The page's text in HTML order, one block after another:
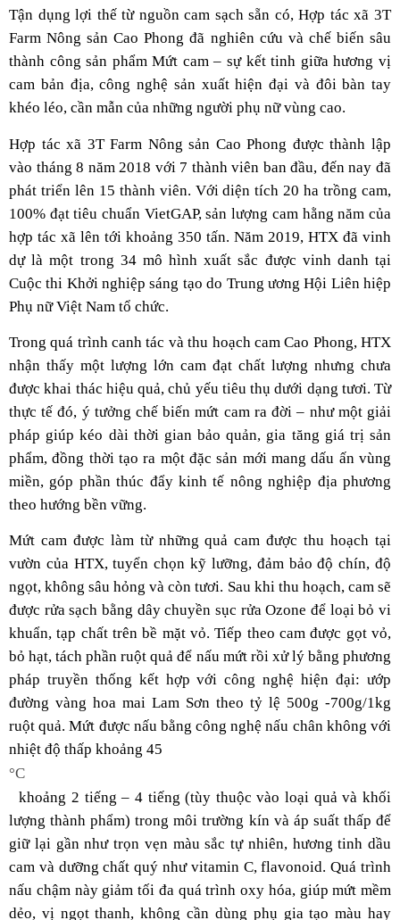
Tận dụng lợi thế từ nguồn cam sạch sẵn có, Hợp tác xã 3T
Farm Nông sản Cao Phong đã nghiên cứu và chế biến sâu
thành công sản phẩm Mứt cam – sự kết tinh giữa hương vị
cam bản địa, công nghệ sản xuất hiện đại và đôi bàn tay
khéo léo, cần mẫn của những người phụ nữ vùng cao.
Hợp tác xã 3T Farm Nông sản Cao Phong được thành lập
vào tháng 8 năm 2018 với 7 thành viên ban đầu, đến nay đã
phát triển lên 15 thành viên. Với diện tích 20 ha trồng cam,
100% đạt tiêu chuẩn VietGAP, sản lượng cam hằng năm của
hợp tác xã lên tới khoảng 350 tấn. Năm 2019, HTX đã vinh
dự là một trong 34 mô hình xuất sắc được vinh danh tại
Cuộc thi Khởi nghiệp sáng tạo do Trung ương Hội Liên hiệp
Phụ nữ Việt Nam tổ chức.
Trong quá trình canh tác và thu hoạch cam Cao Phong, HTX
nhận thấy một lượng lớn cam đạt chất lượng nhưng chưa
được khai thác hiệu quả, chủ yếu tiêu thụ dưới dạng tươi. Từ
thực tế đó, ý tưởng chế biến mứt cam ra đời – như một giải
pháp giúp kéo dài thời gian bảo quản, gia tăng giá trị sản
phẩm, đồng thời tạo ra một đặc sản mới mang dấu ấn vùng
miền, góp phần thúc đẩy kinh tế nông nghiệp địa phương
theo hướng bền vững.
Mứt cam được làm từ những quả cam được thu hoạch tại
vườn của HTX, tuyển chọn kỹ lưỡng, đảm bảo độ chín, độ
ngọt, không sâu hỏng và còn tươi. Sau khi thu hoạch, cam sẽ
được rửa sạch bằng dây chuyền sục rửa Ozone để loại bỏ vi
khuẩn, tạp chất trên bề mặt vỏ. Tiếp theo cam được gọt vỏ,
bỏ hạt, tách phần ruột quả để nấu mứt rồi xử lý bằng phương
pháp truyền thống kết hợp với công nghệ hiện đại: ướp
đường vàng hoa mai Lam Sơn theo tỷ lệ 500g -700g/1kg
ruột quả. Mứt được nấu bằng công nghệ nấu chân không với
nhiệt độ thấp khoảng 45
°C
khoảng 2 tiếng – 4 tiếng (tùy thuộc vào loại quả và khối
lượng thành phẩm) trong môi trường kín và áp suất thấp để
giữ lại gần như trọn vẹn màu sắc tự nhiên, hương tinh dầu
cam và dưỡng chất quý như vitamin C, flavonoid. Quá trình
nấu chậm này giảm tối đa quá trình oxy hóa, giúp mứt mềm
dẻo, vị ngọt thanh, không cần dùng phụ gia tạo màu hay